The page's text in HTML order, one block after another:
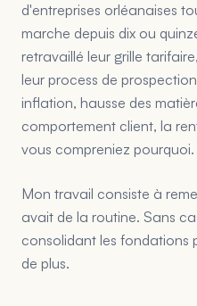
d'entreprises orléanaises
marche depuis dix ou
retravaillé leur grille
leur process de
inflation, hausse des
comportement client, la
vous compreniez pourquoi.
Mon travail consiste à
avait de la routine. Sans
consolidant les fondations
de plus.